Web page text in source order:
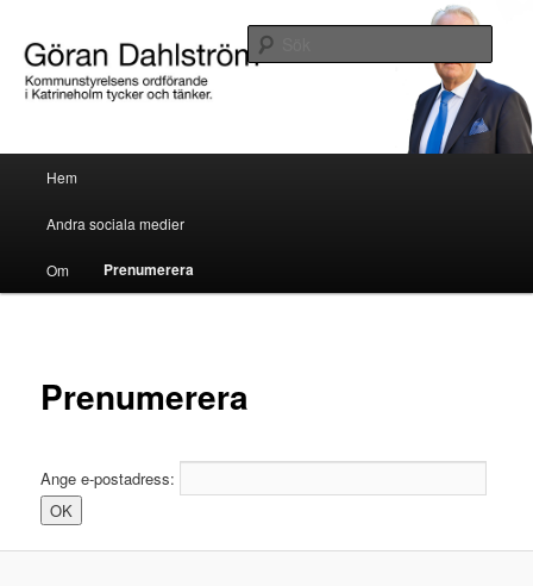
Göran Dahlström
Göran Dahlström, kommunstyrelsens ordförande i Katrineholm tycker och
Hoppa till huvudinnehåll
Hoppa till sekundärt innehåll
Hem
Andra sociala medier
Om Prenumerera
Prenumerera
Ange e-postadress: